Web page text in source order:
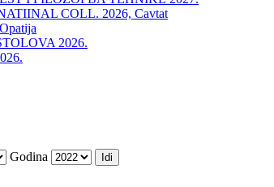
COLL. 2026, Cavtat
2026.
Godina